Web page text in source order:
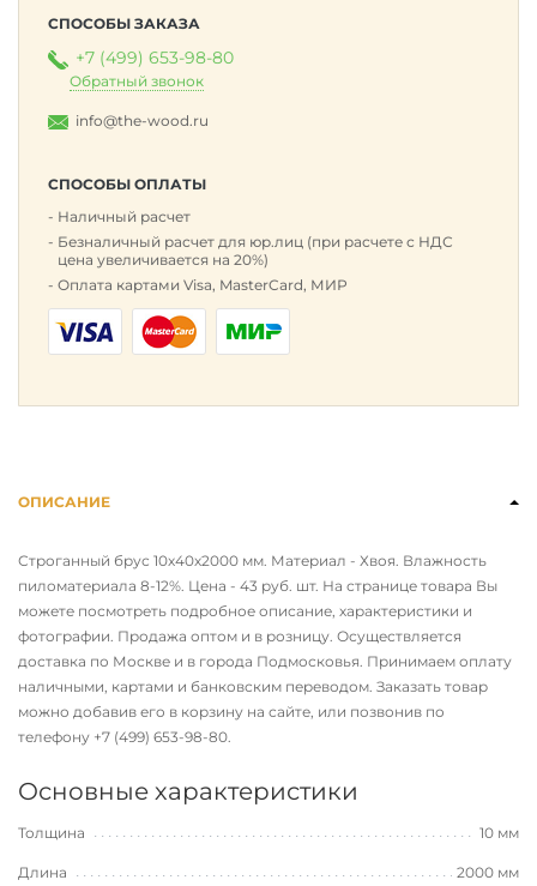
СПОСОБЫ ЗАКАЗА
+7 (499) 653-98-80
Обратный звонок
info@the-wood.ru
СПОСОБЫ ОПЛАТЫ
Наличный расчет
Безналичный расчет для юр.лиц (при расчете с НДС
цена увеличивается на 20%)
Оплата картами Visa, MasterCard, МИР
ОПИСАНИЕ
Строганный брус 10х40х2000 мм. Материал - Хвоя. Влажность
пиломатериала 8-12%. Цена - 43 руб. шт. На странице товара Вы
можете посмотреть подробное описание, характеристики и
фотографии. Продажа оптом и в розницу. Осуществляется
доставка по Москве и в города Подмосковья. Принимаем оплату
наличными, картами и банковским переводом. Заказать товар
можно добавив его в корзину на сайте, или позвонив по
телефону +7 (499) 653-98-80.
Основные характеристики
Толщина 10 мм
Длина 2000 мм